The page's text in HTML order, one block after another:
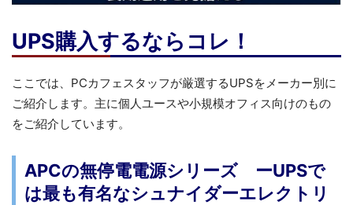
UPS購入するならコレ！
ここでは、PCカフェスタッフが厳選するUPSをメーカー別に
ご紹介します。主に個人ユースや小規模オフィス向けのもの
をご紹介しています。
APCの無停電電源シリーズ ーUPSで
は最も有名なシュナイダーエレクトリ